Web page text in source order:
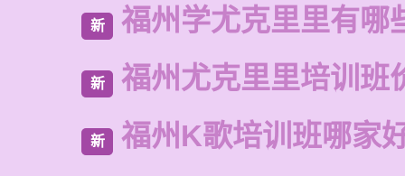
新 福州学尤克里里有哪
新 福州尤克里里培训班
新 福州K歌培训班哪家